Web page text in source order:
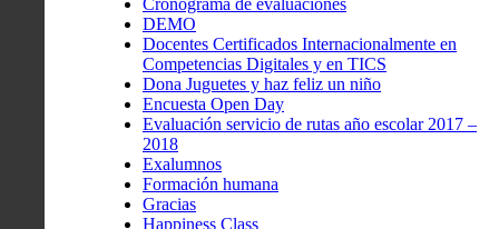
Cronograma de evaluaciones
DEMO
Docentes Certificados Internacionalmente en
Competencias Digitales y en TICS
Dona Juguetes y haz feliz un niño
Encuesta Open Day
Evaluación servicio de rutas año escolar 2017 –
2018
Exalumnos
Formación humana
Gracias
Happiness Class